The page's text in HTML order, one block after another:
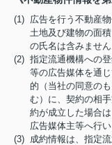
(1) 広告を行う不動産物
土地及び建物の面
の氏名は含みません
(2) 指定流通機構への
等の広告媒体を通
的（当社の同意の
む）に、契約の相
約が成立した場合
広告媒体主等へ行
(3) 成約情報は、指定